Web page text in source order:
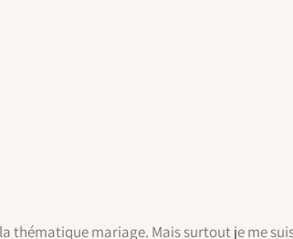
thématique mariage. Mais surtout je me